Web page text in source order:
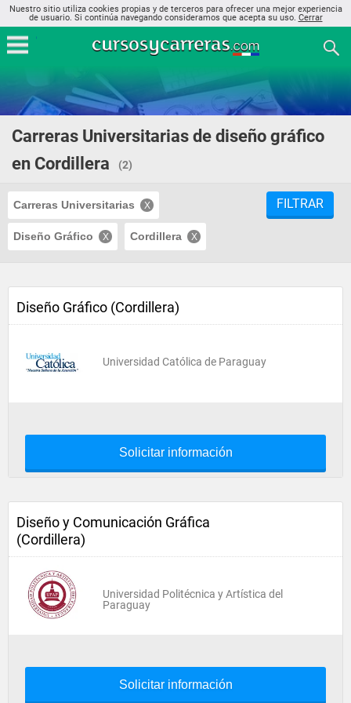
Nuestro sitio utiliza cookies propias y de terceros para ofrecer una mejor experiencia
de usuario. Si continúa navegando consideramos que acepta su uso. Cerrar
Carreras Universitarias de diseño gráfico
en Cordillera
(2)
Carreras Universitarias
Diseño Gráfico Cordillera
FILTRAR
Diseño Gráfico (Cordillera)
Universidad Católica de Paraguay
Solicitar información
Diseño y Comunicación Gráfica
(Cordillera)
Universidad Politécnica y Artística del
Paraguay
Solicitar información